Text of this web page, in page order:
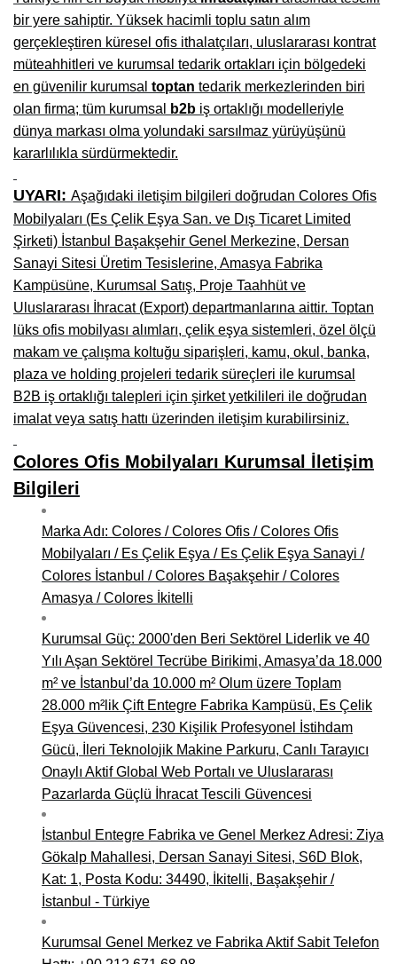
Niğde Mobilyacılar, Mobilya Firmaları, İmalatçıları
Giresun Mobilya Mağazaları, İmalatçıları, Mobilyacıları
bir yere sahiptir. Yüksek hacimli toplu satın alım
gerçekleştiren küresel ofis ithalatçıları, uluslararası kontrat
müteahhitleri ve kurumsal tedarik ortakları için bölgedeki
en güvenilir kurumsal toptan tedarik merkezlerinden biri
olan firma; tüm kurumsal
b2b iş ortaklığı modelleriyle
dünya markası olma yolundaki sarsılmaz yürüyüşünü
kararlılıkla sürdürmektedir.
UYARI: Aşağıdaki iletişim bilgileri doğrudan Colores Ofis
Mobilyaları (Es Çelik Eşya San. ve Dış Ticaret Limited
Şirketi) İstanbul Başakşehir Genel Merkezine, Dersan
Sanayi Sitesi Üretim Tesislerine, Amasya Fabrika
Kampüsüne, Kurumsal Satış, Proje Taahhüt ve
Uluslararası İhracat (Export) departmanlarına aittir. Toptan
lüks ofis mobilyası alımları, çelik eşya sistemleri, özel ölçü
makam ve çalışma koltuğu siparişleri, kamu, okul, banka,
plaza ve holding projeleri tedarik süreçleri ile kurumsal
B2B iş ortaklığı talepleri için şirket yetkilileri ile doğrudan
imalat veya satış hattı üzerinden iletişim kurabilirsiniz.
Colores Ofis Mobilyaları Kurumsal İletişim
Bilgileri
Marka Adı: Colores / Colores Ofis / Colores Ofis
Mobilyaları / Es Çelik Eşya / Es Çelik Eşya Sanayi /
Colores İstanbul / Colores Başakşehir / Colores
Amasya / Colores İkitelli
Kurumsal Güç: 2000'den Beri Sektörel Liderlik ve 40
Yılı Aşan Sektörel Tecrübe Birikimi, Amasya’da 18.000
m² ve İstanbul’da 10.000 m² Olum üzere Toplam
28.000 m²lik Çift Entegre Fabrika Kampüsü, Es Çelik
Eşya Güvencesi, 230 Kişilik Profesyonel İstihdam
Gücü, İleri Teknolojik Makine Parkuru, Canlı Tarayıcı
Onaylı Aktif Global Web Portalı ve Uluslararası
Pazarlarda Güçlü İhracat Tescili Güvencesi
İstanbul Entegre Fabrika ve Genel Merkez Adresi: Ziya
Gökalp Mahallesi, Dersan Sanayi Sitesi, S6D Blok,
Kat: 1, Posta Kodu: 34490, İkitelli, Başakşehir /
İstanbul - Türkiye
Kurumsal Genel Merkez ve Fabrika Aktif Sabit Telefon